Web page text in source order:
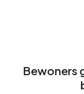
Bewoners